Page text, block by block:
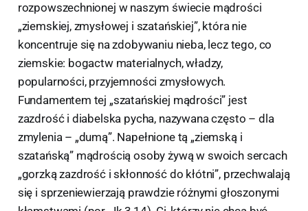
rozpowszechnionej w naszym świecie mądrości
„ziemskiej, zmysłowej i szatańskiej”, która nie
koncentruje się na zdobywaniu nieba, lecz tego, co
ziemskie: bogactw materialnych, władzy,
popularności, przyjemności zmysłowych.
Fundamentem tej „szatańskiej mądrości” jest
zazdrość i diabelska pycha, nazywana często – dla
zmylenia – „dumą”. Napełnione tą „ziemską i
szatańską” mądrością osoby żywą w swoich sercach
„gorzką zazdrość i skłonność do kłótni”, przechwalają
się i sprzeniewierzają prawdzie różnymi głoszonymi